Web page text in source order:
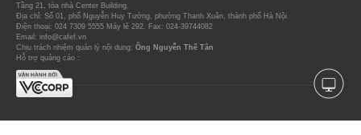
Tầng 21, tòa nhà Center Building.
Địa chỉ: Số 01, phố Nguyễn Huy Tưởng, phường Thanh Xuân, thành phố Hà Nội
Điện thoại: 024 7309 5555 Máy lẻ 292. Fax: 024-39744082
Email: info@cafef.vn
Chịu trách nhiệm quản lý nội dung: Ông Nguyễn Thế Tân
Hỗ trợ quảng cáo :